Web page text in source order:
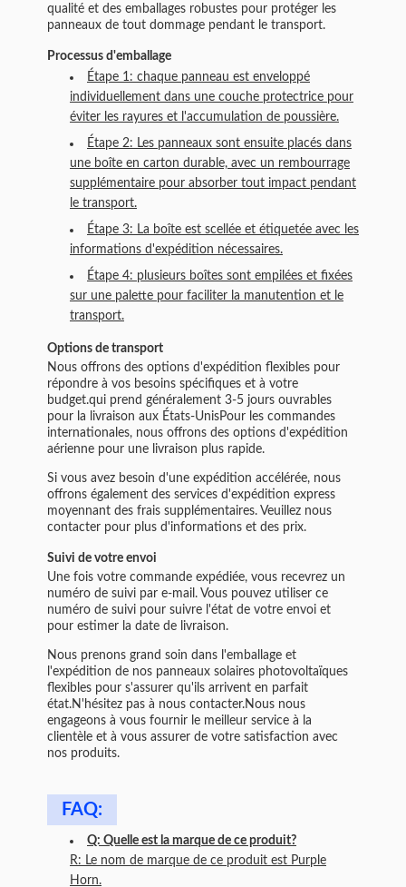
qualité et des emballages robustes pour protéger les
panneaux de tout dommage pendant le transport.
Processus d'emballage
Étape 1: chaque panneau est enveloppé
individuellement dans une couche protectrice pour
éviter les rayures et l'accumulation de poussière.
Étape 2: Les panneaux sont ensuite placés dans
une boîte en carton durable, avec un rembourrage
supplémentaire pour absorber tout impact pendant
le transport.
Étape 3: La boîte est scellée et étiquetée avec les
informations d'expédition nécessaires.
Étape 4: plusieurs boîtes sont empilées et fixées
sur une palette pour faciliter la manutention et le
transport.
Options de transport
Nous offrons des options d'expédition flexibles pour
répondre à vos besoins spécifiques et à votre
budget.qui prend généralement 3-5 jours ouvrables
pour la livraison aux États-UnisPour les commandes
internationales, nous offrons des options d'expédition
aérienne pour une livraison plus rapide.
Si vous avez besoin d'une expédition accélérée, nous
offrons également des services d'expédition express
moyennant des frais supplémentaires. Veuillez nous
contacter pour plus d'informations et des prix.
Suivi de votre envoi
Une fois votre commande expédiée, vous recevrez un
numéro de suivi par e-mail. Vous pouvez utiliser ce
numéro de suivi pour suivre l'état de votre envoi et
pour estimer la date de livraison.
Nous prenons grand soin dans l'emballage et
l'expédition de nos panneaux solaires photovoltaïques
flexibles pour s'assurer qu'ils arrivent en parfait
état.N'hésitez pas à nous contacter.Nous nous
engageons à vous fournir le meilleur service à la
clientèle et à vous assurer de votre satisfaction avec
nos produits.
FAQ:
Q: Quelle est la marque de ce produit?
R: Le nom de marque de ce produit est Purple
Horn.